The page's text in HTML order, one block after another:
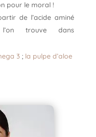
pour le moral !
de l’acide aminé
trouve dans
3; la pulpe d’aloe